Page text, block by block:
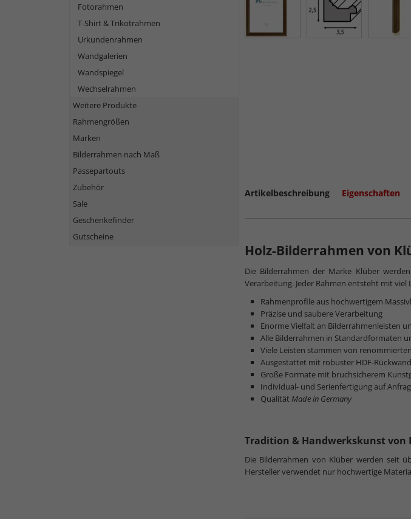
Artikelbeschreibung Eigenschaften
Holz-Bilderrahmen von
Die Bilderrahmen der Marke Klüber
Verarbeitung. Jeder Rahmen entsteht mit
Rahmenprofile aus hochwertigem
Präzise und saubere Verarbeitung
Enorme Vielfalt an Bilderrahmenleisten
Alle Bilderrahmen in Standardformaten
Viele Leisten stammen von
Ausgestattet mit robuster HDF-
Große Formate mit bruchsicherem
Individual- und Serienfertigung auf
Qualität Made in Germany
Tradition & Handwerkskunst von
Die Bilderrahmen von Klüber werden seit
Hersteller verwendet nur hochwertige
Fotorahmen
T-Shirt & Trikotrahmen
Urkundenrahmen
Wandgalerien
Wandspiegel
Wechselrahmen
Weitere Produkte
Rahmengrößen
Marken
Bilderrahmen nach Maß
Passepartouts
Zubehör
Sale
Geschenkefinder
Gutscheine